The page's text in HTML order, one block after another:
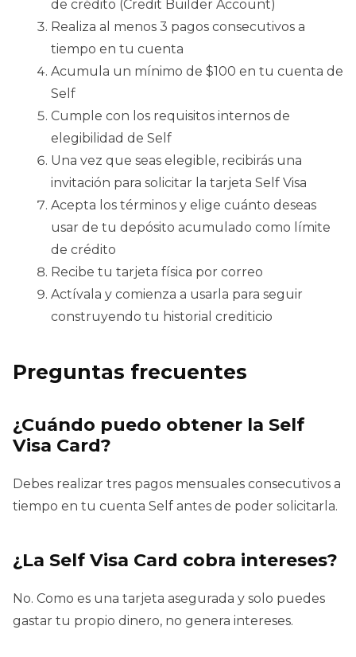
de crédito (Credit Builder Account)
Realiza al menos 3 pagos consecutivos a
tiempo en tu cuenta
Acumula un mínimo de $100 en tu cuenta de
Self
Cumple con los requisitos internos de
elegibilidad de Self
Una vez que seas elegible, recibirás una
invitación para solicitar la tarjeta Self Visa
Acepta los términos y elige cuánto deseas
usar de tu depósito acumulado como límite
de crédito
Recibe tu tarjeta física por correo
Actívala y comienza a usarla para seguir
construyendo tu historial crediticio
Preguntas frecuentes
¿Cuándo puedo obtener la Self
Visa Card?
Debes realizar tres pagos mensuales consecutivos a
tiempo en tu cuenta Self antes de poder solicitarla.
¿La Self Visa Card cobra intereses?
No. Como es una tarjeta asegurada y solo puedes
gastar tu propio dinero, no genera intereses.